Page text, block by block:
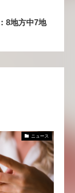
8地方中7地
ニュース